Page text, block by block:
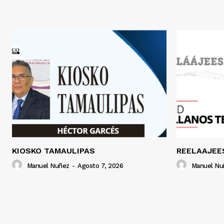
KIOSKO TAMAULIPAS
Manuel Nuñez - Agosto 7, 2026 Manuel